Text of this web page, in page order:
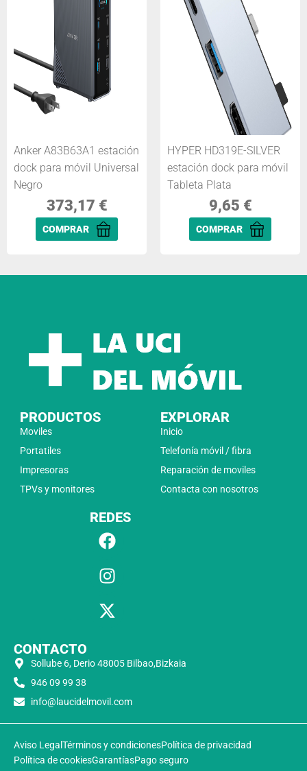
Anker A83B63A1 estación
dock para móvil Universal
Negro
373,17 €
COMPRAR
HYPER HD319E-SILVER
estación dock para móvil
Tableta Plata
9,65 €
COMPRAR
PRODUCTOS
Moviles
Portatiles
Impresoras
TPVs y monitores
EXPLORAR
Inicio
Telefonía móvil / fibra
Reparación de moviles
Contacta con nosotros
REDES
CONTACTO
Sollube 6, Derio 48005 Bilbao,Bizkaia
946 09 99 38
info@laucidelmovil.com
Aviso Legal Términos y condicionesPolítica de privacidad
Política de cookiesGarantíasPago seguro